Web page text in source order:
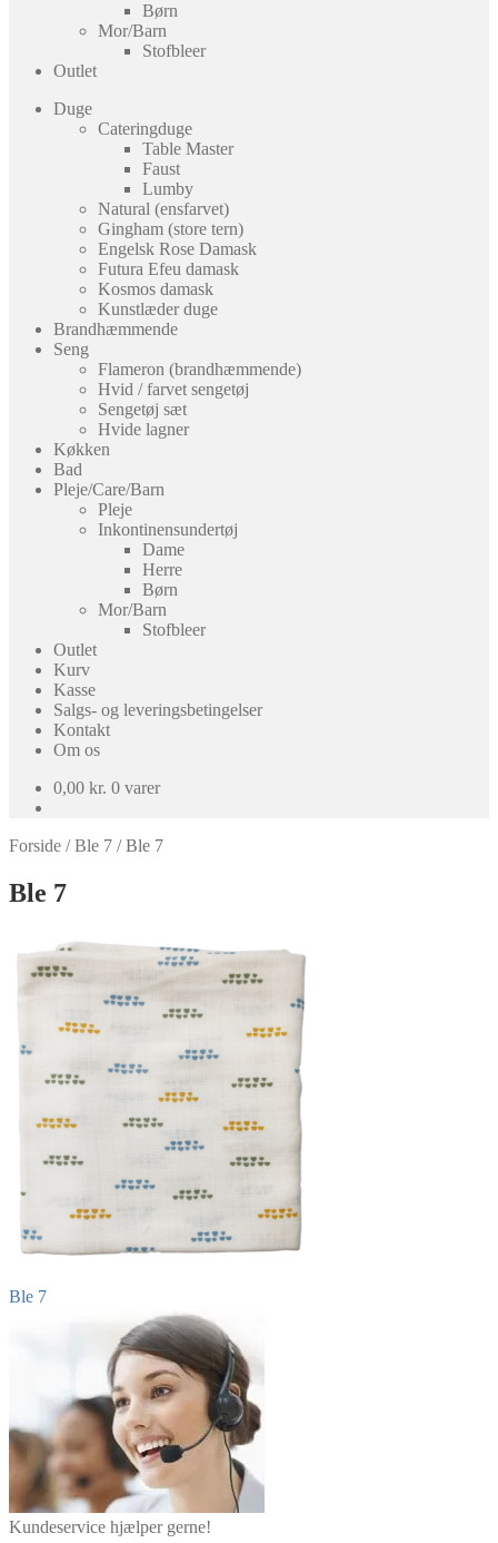
Børn
Mor/Barn
Stofbleer
Outlet
Duge
Cateringduge
Table Master
Faust
Lumby
Natural (ensfarvet)
Gingham (store tern)
Engelsk Rose Damask
Futura Efeu damask
Kosmos damask
Kunstlæder duge
Brandhæmmende
Seng
Flameron (brandhæmmende)
Hvid / farvet sengetøj
Sengetøj sæt
Hvide lagner
Køkken
Bad
Pleje/Care/Barn
Pleje
Inkontinensundertøj
Dame
Herre
Børn
Mor/Barn
Stofbleer
Outlet
Kurv
Kasse
Salgs- og leveringsbetingelser
Kontakt
Om os
0,00 kr. 0 varer
Forside /Ble 7 /Ble 7
Ble 7
Indlægsnavigation
Forrige
Ble 7
Kundeservice hjælper gerne!